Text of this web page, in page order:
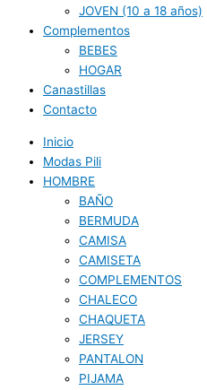
JOVEN (10 a 18 años)
Complementos
BEBES
HOGAR
Canastillas
Contacto
Inicio
Modas Pili
HOMBRE
BAÑO
BERMUDA
CAMISA
CAMISETA
COMPLEMENTOS
CHALECO
CHAQUETA
JERSEY
PANTALON
PIJAMA